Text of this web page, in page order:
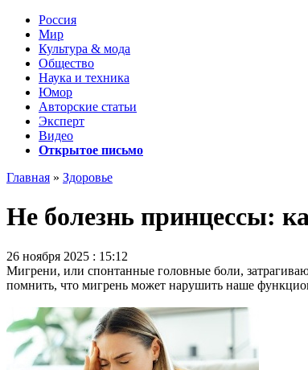
Россия
Мир
Культура & мода
Общество
Наука и техника
Юмор
Авторские статьи
Эксперт
Видео
Открытое письмо
Главная » Здоровье
Не болезнь принцессы:
26 ноября 2025 : 15:12
Мигрени, или спонтанные головные боли,
помнить, что мигрень может нарушить наше